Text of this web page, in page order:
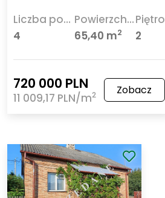
Liczba pokoi
4
Powierzchnia
65,40 m2
Piętro
2
720 000 PLN
11 009,17 PLN/m2 Zobacz